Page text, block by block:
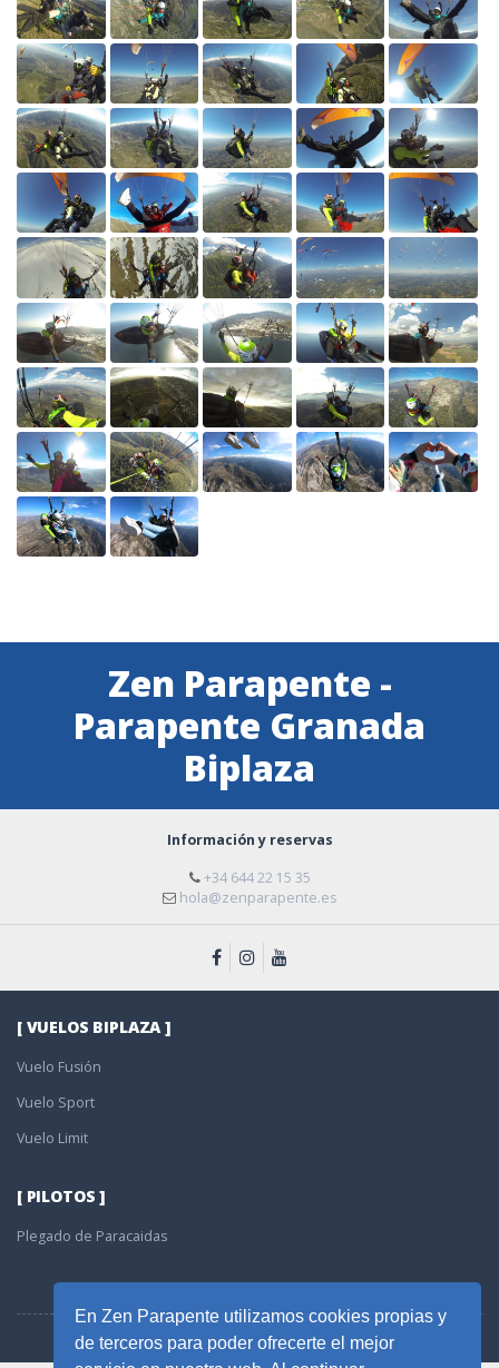
En Zen Parapente utilizamos cookies propias y
de terceros para poder ofrecerte el mejor
Zen Parapente -
Parapente Granada
Biplaza
Información y reservas
+34 644 22 15 35
hola@zenparapente.es
[ VUELOS BIPLAZA ]
Vuelo Fusión
Vuelo Sport
Vuelo Limit
[ PILOTOS ]
Plegado de Paracaidas
BACK TO TOP